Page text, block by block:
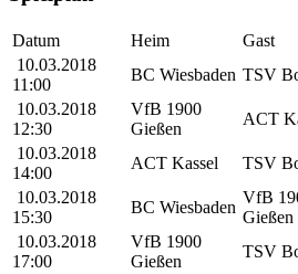
Datum Heim Gast
10.03.2018
11:00
BC Wiesbaden TSV
10.03.2018
12:30
VfB 1900
Gießen
ACT
10.03.2018
14:00
ACT Kassel TSV
10.03.2018
15:30
BC Wiesbaden
VfB
Gießen
10.03.2018
17:00
VfB 1900
Gießen
TSV